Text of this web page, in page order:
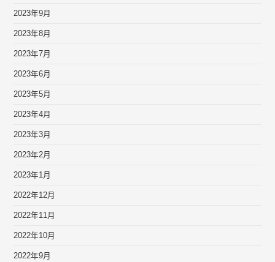
2023年9月
2023年8月
2023年7月
2023年6月
2023年5月
2023年4月
2023年3月
2023年2月
2023年1月
2022年12月
2022年11月
2022年10月
2022年9月